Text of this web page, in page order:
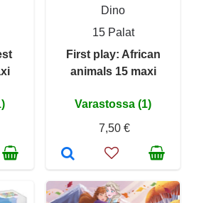
Dino
15 Palat
First play: African
animals 15 maxi
Varastossa (1)
7,50 €